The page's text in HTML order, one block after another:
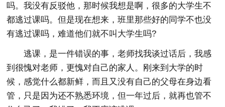
吗。我没有反驳他，那时候我想是啊，很多的大学生不
都逃过课吗。但是现在想来，班里那些好的同学不也没
有逃过课吗，难道他们就不叫大学生吗?
逃课，是一件错误的事，老师找我谈过话后，我感
到很愧对老师，更愧对自己的家人。刚来到大学的时
候，感觉什么都新鲜，而且又没有自己的父母在身边看
管，只是因为还不熟悉环境，但一年过后，就再也管不